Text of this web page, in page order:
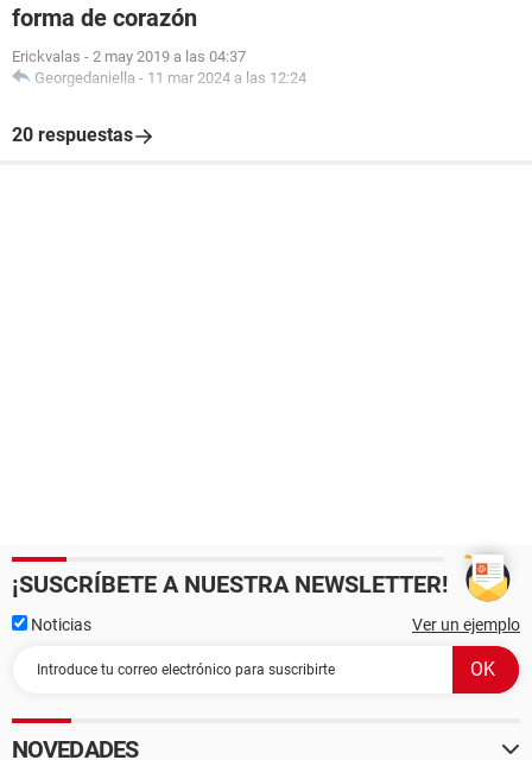
forma de corazón
Erickvalas - 2 may 2019 a las 04:37
Georgedaniella - 11 mar 2024 a las 12:24
20 respuestas
¡SUSCRÍBETE A NUESTRA NEWSLETTER!
Noticias Ver un ejemplo
NOVEDADES